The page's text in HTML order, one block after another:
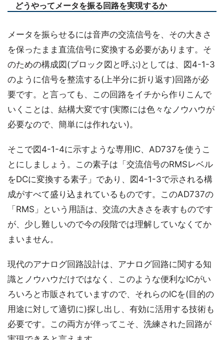
どうやってメータを振る回路を実現するか
メータを振らせるには音声の交流信号を、その大きさ
を保ったまま直流信号に変換する必要があります。そ
のための構成図(ブロック図と呼ぶ)としては、図4-1-3
のように信号を整流する(上半分に折り返す)回路が必
要です。と言っても、この回路をイチから作りこんで
いくことは、結構大変です(実際には色々なノウハウが
必要なので、簡単には作れない)。
そこで図4-1-4に示すような専用IC、AD737を使うこ
とにしましょう。この素子は「交流信号のRMSレベル
をDCに変換する素子」であり、図4-1-3で示される構
成がすべて盛り込まれているものです。このAD737の
「RMS」という用語は、交流の大きさを表すものです
が、少し難しいので今の段階では理解していなくてか
まいません。
現代のアナログ回路設計は、アナログ回路に関する知
識とノウハウだけではなく、このような便利なICがい
ろいろと市販されていますので、それらのICを(目的の
用途に対して適切に)探し出し、有効に活用する技術も
必要です。この両方が伴ってこそ、洗練された回路が